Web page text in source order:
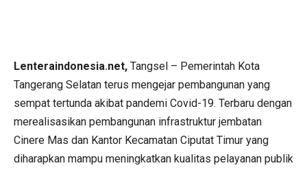
Lenteraindonesia.net, Tangsel – Pemerintah Kota
Tangerang Selatan terus mengejar pembangunan yang
sempat tertunda akibat pandemi Covid-19. Terbaru dengan
merealisasikan pembangunan infrastruktur jembatan
Cinere Mas dan Kantor Kecamatan Ciputat Timur yang
diharapkan mampu meningkatkan kualitas pelayanan publik